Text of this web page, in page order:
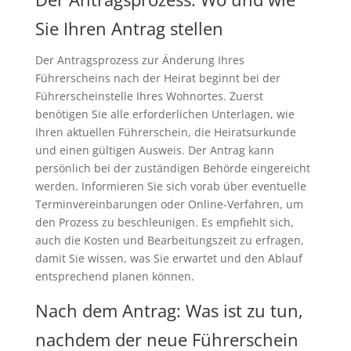
Sie Ihren Antrag stellen
Der Antragsprozess zur Änderung Ihres
Führerscheins nach der Heirat beginnt bei der
Führerscheinstelle Ihres Wohnortes. Zuerst
benötigen Sie alle erforderlichen Unterlagen, wie
Ihren aktuellen Führerschein, die Heiratsurkunde
und einen gültigen Ausweis. Der Antrag kann
persönlich bei der zuständigen Behörde eingereicht
werden. Informieren Sie sich vorab über eventuelle
Terminvereinbarungen oder Online-Verfahren, um
den Prozess zu beschleunigen. Es empfiehlt sich,
auch die Kosten und Bearbeitungszeit zu erfragen,
damit Sie wissen, was Sie erwartet und den Ablauf
entsprechend planen können.
Nach dem Antrag: Was ist zu tun,
nachdem der neue Führerschein